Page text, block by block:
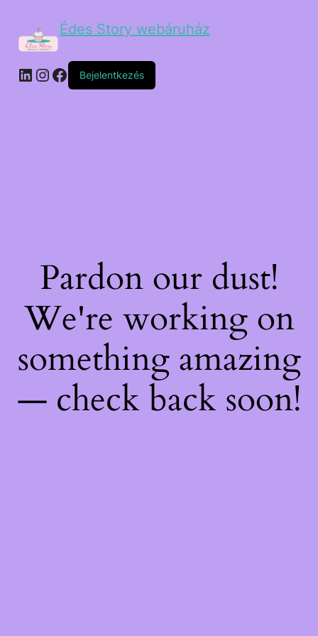
Édes Story webáruház
Bejelentkezés
Pardon our dust!
We're working on
something amazing
— check back soon!